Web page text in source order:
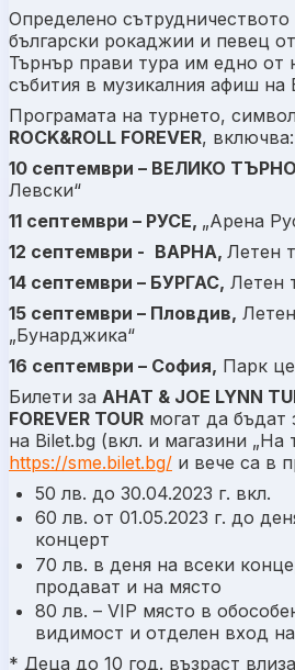
Определено сътрудничеството
български рокаджии и певец
Търнър прави тура им едно от
събития в музикалния афиш на
Програмата на турнето,
ROCK&ROLL FOREVER, включва:
10 септември – ВЕЛИКО
Левски“
11 септември – РУСЕ, „Арена
12 септември - ВАРНА, Летен
14 септември – БУРГАС, Летен
15 септември – Пловдив,
„Бунарджика“
16 септември – София, Парк
Билети за AHAT & JOE LYNN
FOREVER TOUR могат да бъдат
на Bilet.bg (вкл. и магазини „На
https://sme.bilet.bg/ и вече са в
50 лв. до 30.04.2023 г. вкл.
60 лв. от 01.05.2023 г. до
концерт
70 лв. в деня на всеки
продават и на място
80 лв. – VIP място в
видимост и отделен вход
* Деца до 10 год. възраст